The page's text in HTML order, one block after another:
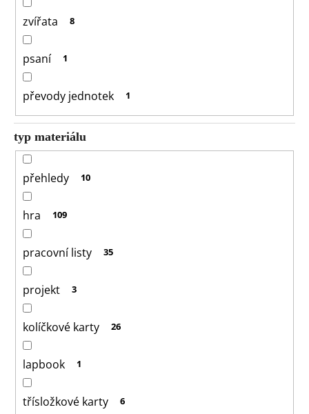
zvířata 8
psaní 1
převody jednotek 1
typ materiálu
přehledy 10
hra 109
pracovní listy 35
projekt 3
kolíčkové karty 26
lapbook 1
třísložkové karty 6